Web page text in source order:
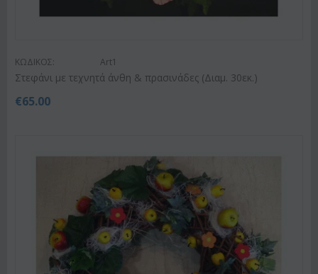
ΚΩΔΙΚΟΣ: Art1
Στεφάνι με τεχνητά άνθη & πρασινάδες (Διαμ. 30εκ.)
€65.00